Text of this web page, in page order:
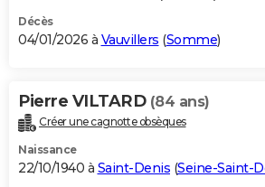
Décès
04/01/2026 à Vauvillers (Somme)
Pierre VILTARD (84 ans)
Créer une cagnotte obsèques
Naissance
22/10/1940 à Saint-Denis (Seine-Saint-